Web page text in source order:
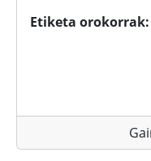
Etiketa orokorrak